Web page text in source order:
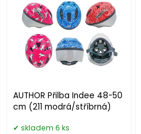
AUTHOR Přilba Indee 48-50
cm (211 modrá/stříbrná)
skladem 6 ks